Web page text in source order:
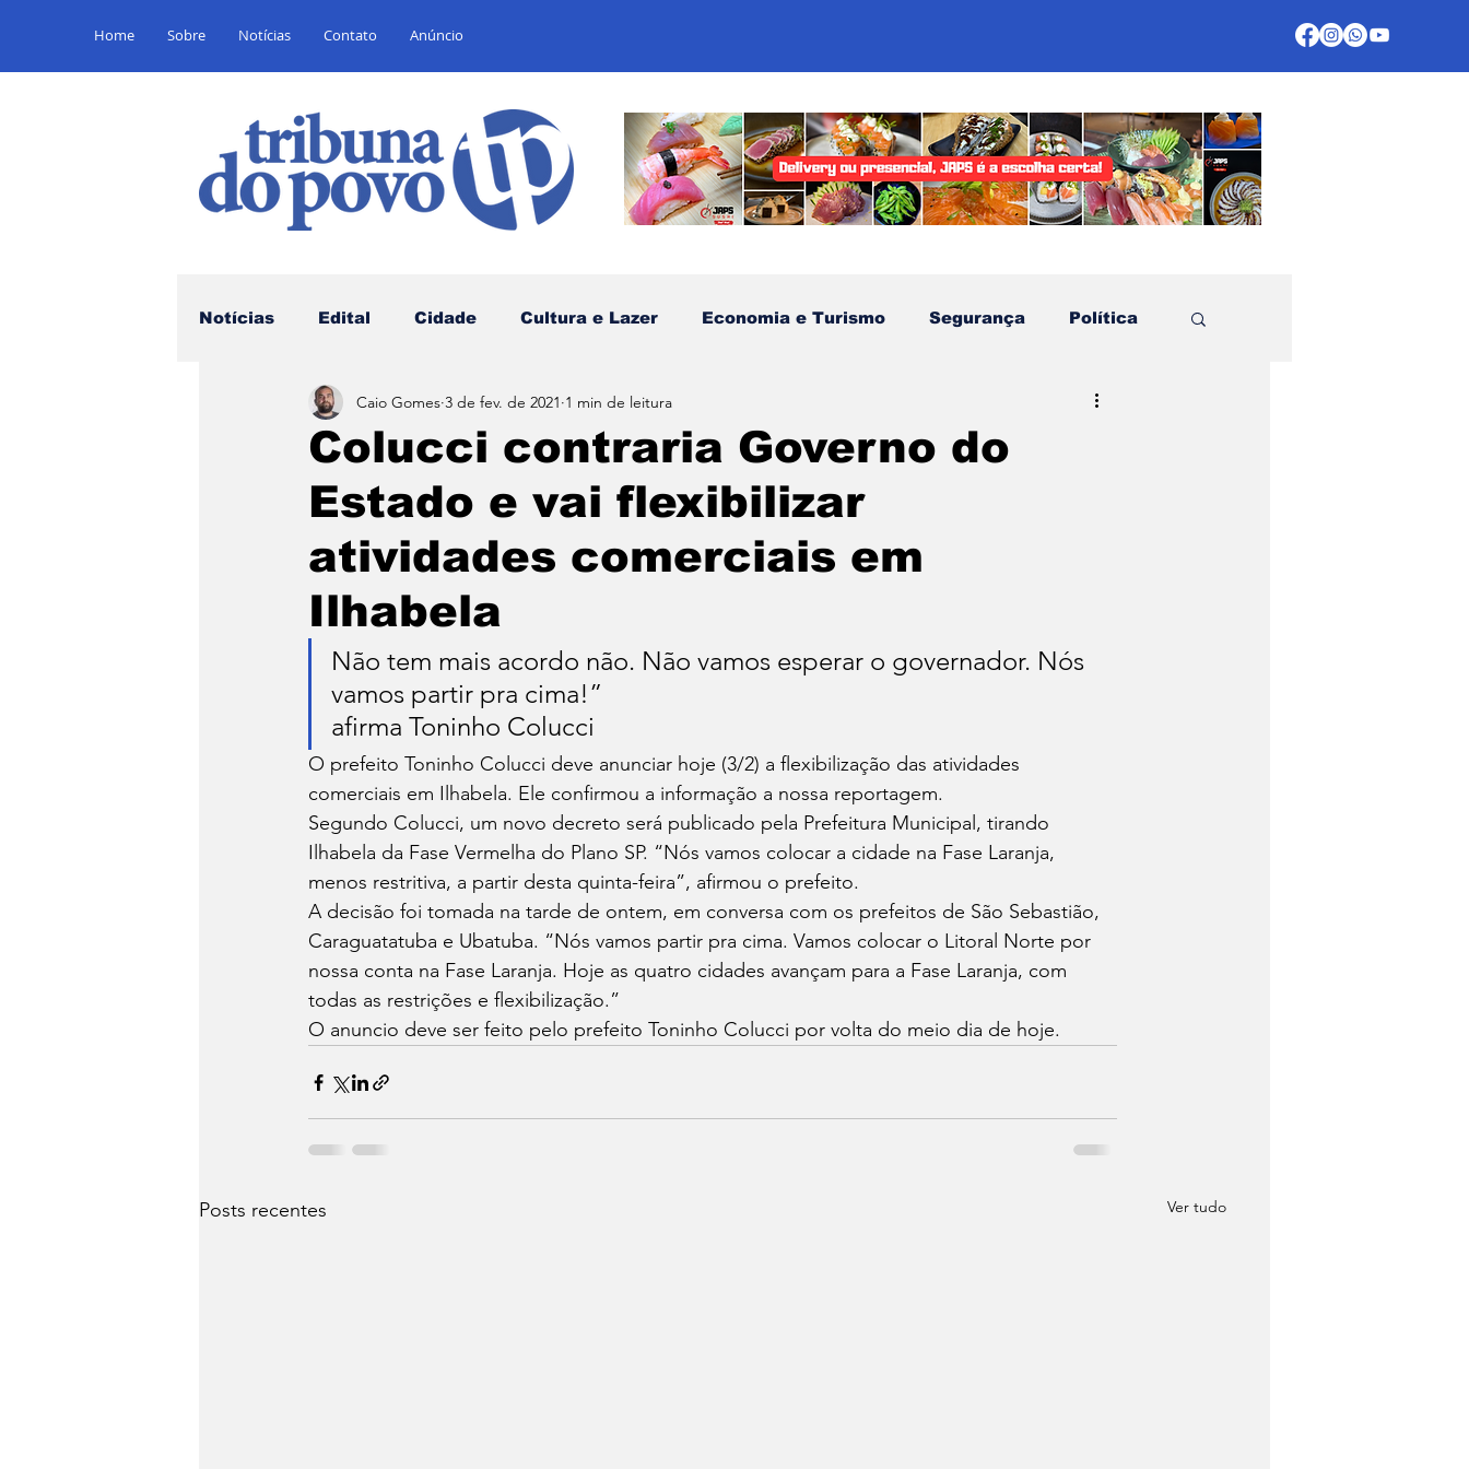
Home Sobre Notícias Contato Anúncio
Notícias Edital Cidade Cultura e Lazer Economia e Turismo Segurança Política
Educação Esportes Comunidades Tradicionais
São Sebastião Caraguatatuba Especial Agenda e Utilidade Pública
Colucci contraria Governo do
Estado e vai flexibilizar
atividades comerciais em
Ilhabela
Caio Gomes 3 de fev. de 2021 1 min de leitura
Não tem mais acordo não. Não vamos esperar o governador. Nós
vamos partir pra cima!”
afirma Toninho Colucci
O prefeito Toninho Colucci deve anunciar hoje (3/2) a flexibilização das atividades
comerciais em Ilhabela. Ele confirmou a informação a nossa reportagem.
Segundo Colucci, um novo decreto será publicado pela Prefeitura Municipal, tirando
Ilhabela da Fase Vermelha do Plano SP. “Nós vamos colocar a cidade na Fase Laranja,
menos restritiva, a partir desta quinta-feira”, afirmou o prefeito.
A decisão foi tomada na tarde de ontem, em conversa com os prefeitos de São Sebastião,
Caraguatatuba e Ubatuba. “Nós vamos partir pra cima. Vamos colocar o Litoral Norte por
nossa conta na Fase Laranja. Hoje as quatro cidades avançam para a Fase Laranja, com
todas as restrições e flexibilização.”
O anuncio deve ser feito pelo prefeito Toninho Colucci por volta do meio dia de hoje.
Posts recentes Ver tudo